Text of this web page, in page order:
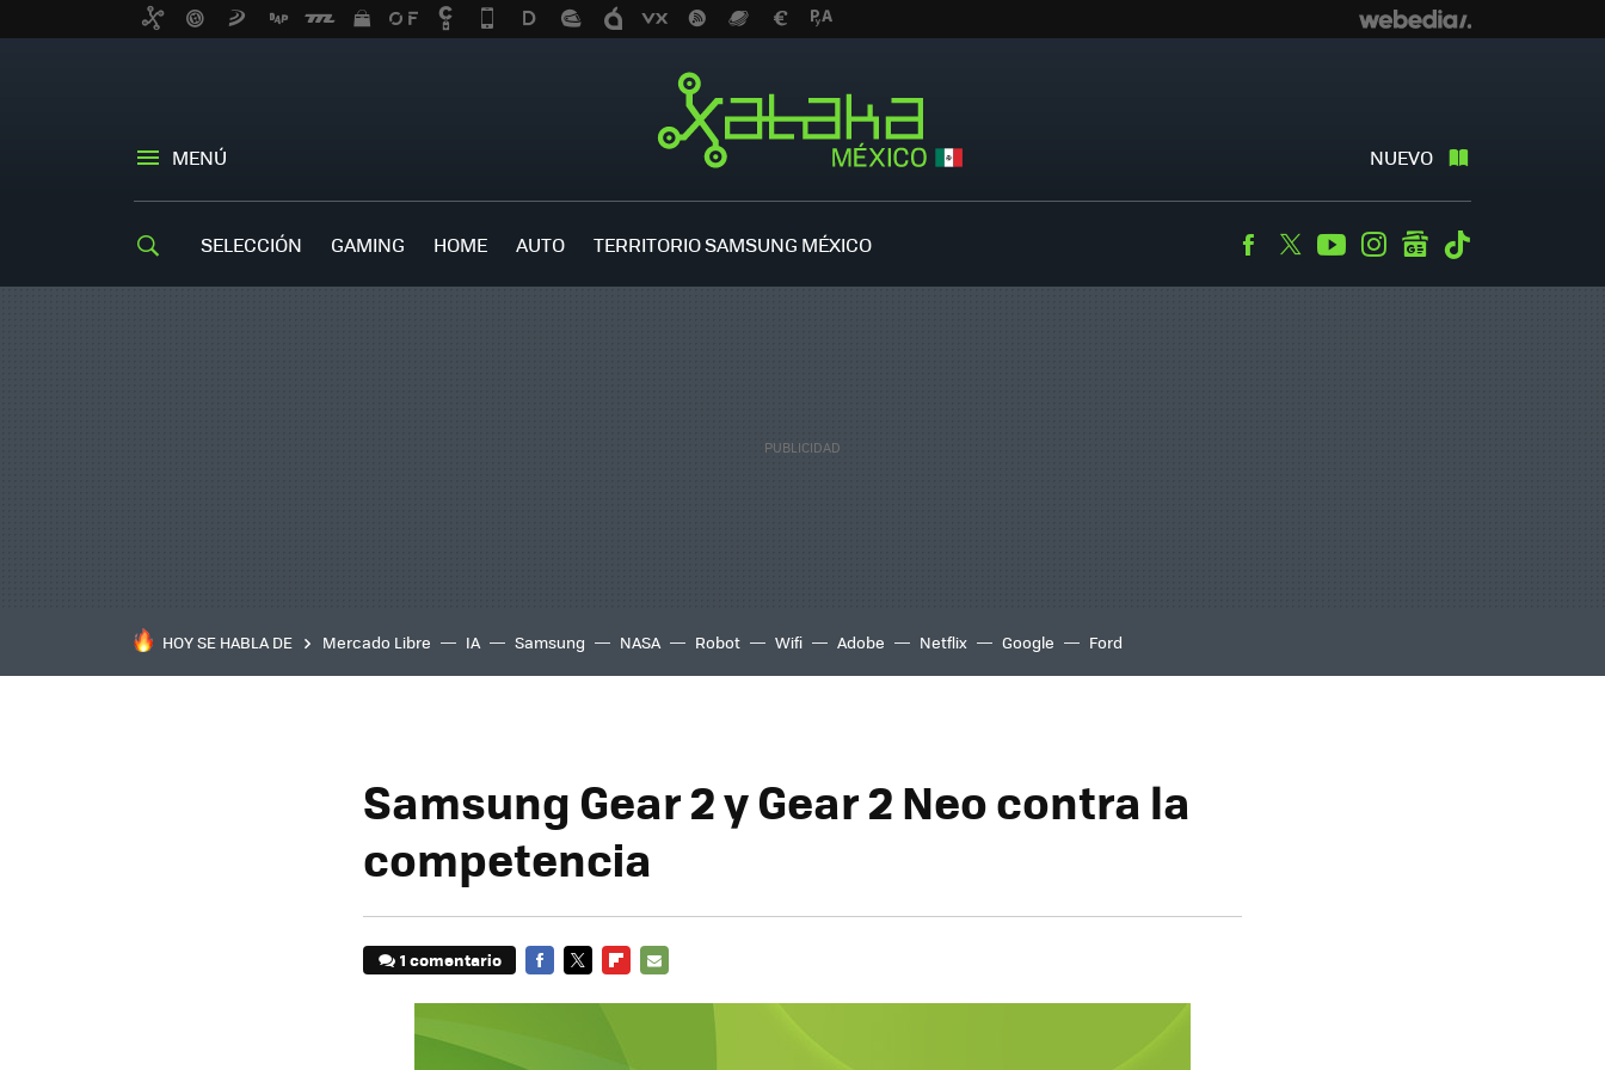
MENÚ NUEVO
SELECCIÓN GAMING HOME AUTO TERRITORIO SAMSUNG MÉXICO Facebook
TwitterYoutubeInstagramgooglenews
HOY SE HABLA DE Mercado Libre IA Samsung NASA Robot Wifi Adobe Netflix Google Ford
Samsung Gear 2 y Gear 2 Neo contra la
competencia
1 comentario